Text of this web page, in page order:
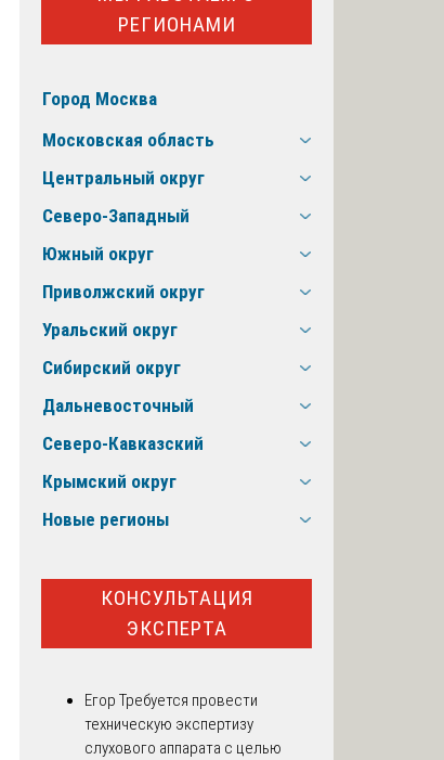
РЕГИОНАМИ
Город Москва
Московская область
Центральный округ
Северо-Западный
Южный округ
Приволжский округ
Уральский округ
Сибирский округ
Дальневосточный
Северо-Кавказский
Крымский округ
Новые регионы
КОНСУЛЬТАЦИЯ
ЭКСПЕРТА
Егор Требуется провести
техническую экспертизу
слухового аппарата с целью